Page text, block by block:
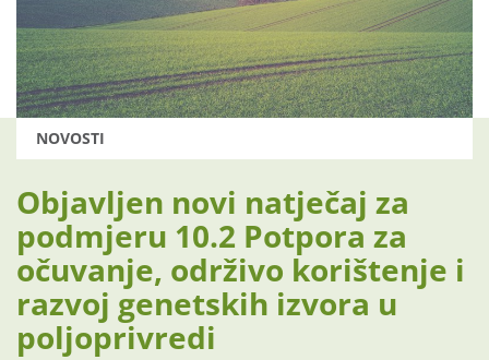
NOVOSTI
Objavljen novi natječaj za
podmjeru 10.2 Potpora za
očuvanje, održivo korištenje i
razvoj genetskih izvora u
poljoprivredi